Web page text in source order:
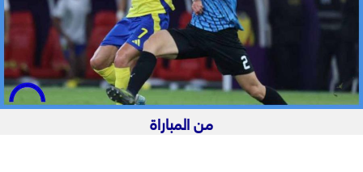
من المباراة